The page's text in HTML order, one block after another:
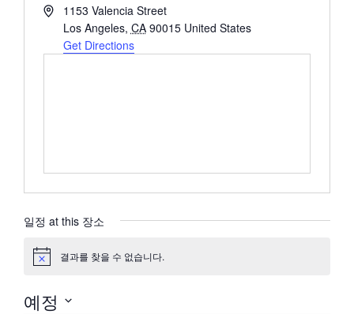
Address1153 Valencia Street
Los Angeles, CA 90015 United States
Get Directions
일정 at this 장소
공
결과를 찾을 수 없습니다.
예정